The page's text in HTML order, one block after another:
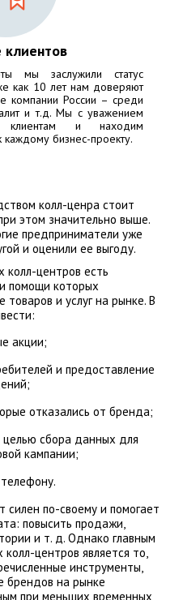
мы заслужили статус
как 10 лет нам доверяют
компании России – среди
и т.д. Мы с уважением
и находим
бизнес-проекту.
колл-ценра стоит
этом значительно выше.
предприниматели уже
и оценили ее выгоду.
колл-центров есть
помощи которых
и услуг на рынке. В
акции;
и предоставление
отказались от бренда;
целью сбора данных для
кампании;
по-своему и помогает
повысить продажи,
и т. д. Однако главным
центров является то,
инструменты,
брендов на рынке
при меньших временных